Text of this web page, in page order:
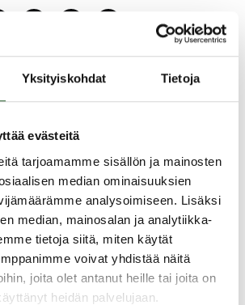
Yksityiskohdat Tietoja
evästeitä
tarjoamamme sisällön ja mainosten
median ominaisuuksien
analysoimiseen. Lisäksi
median, mainosalan ja analytiikka-
tietoja siitä, miten käytät
voivat yhdistää näitä
joita olet antanut heille tai joita on
heidän palvelujaan.
kirjasto menee kiinni
12.00
maaseutuhallinnossa
myöhästyvät